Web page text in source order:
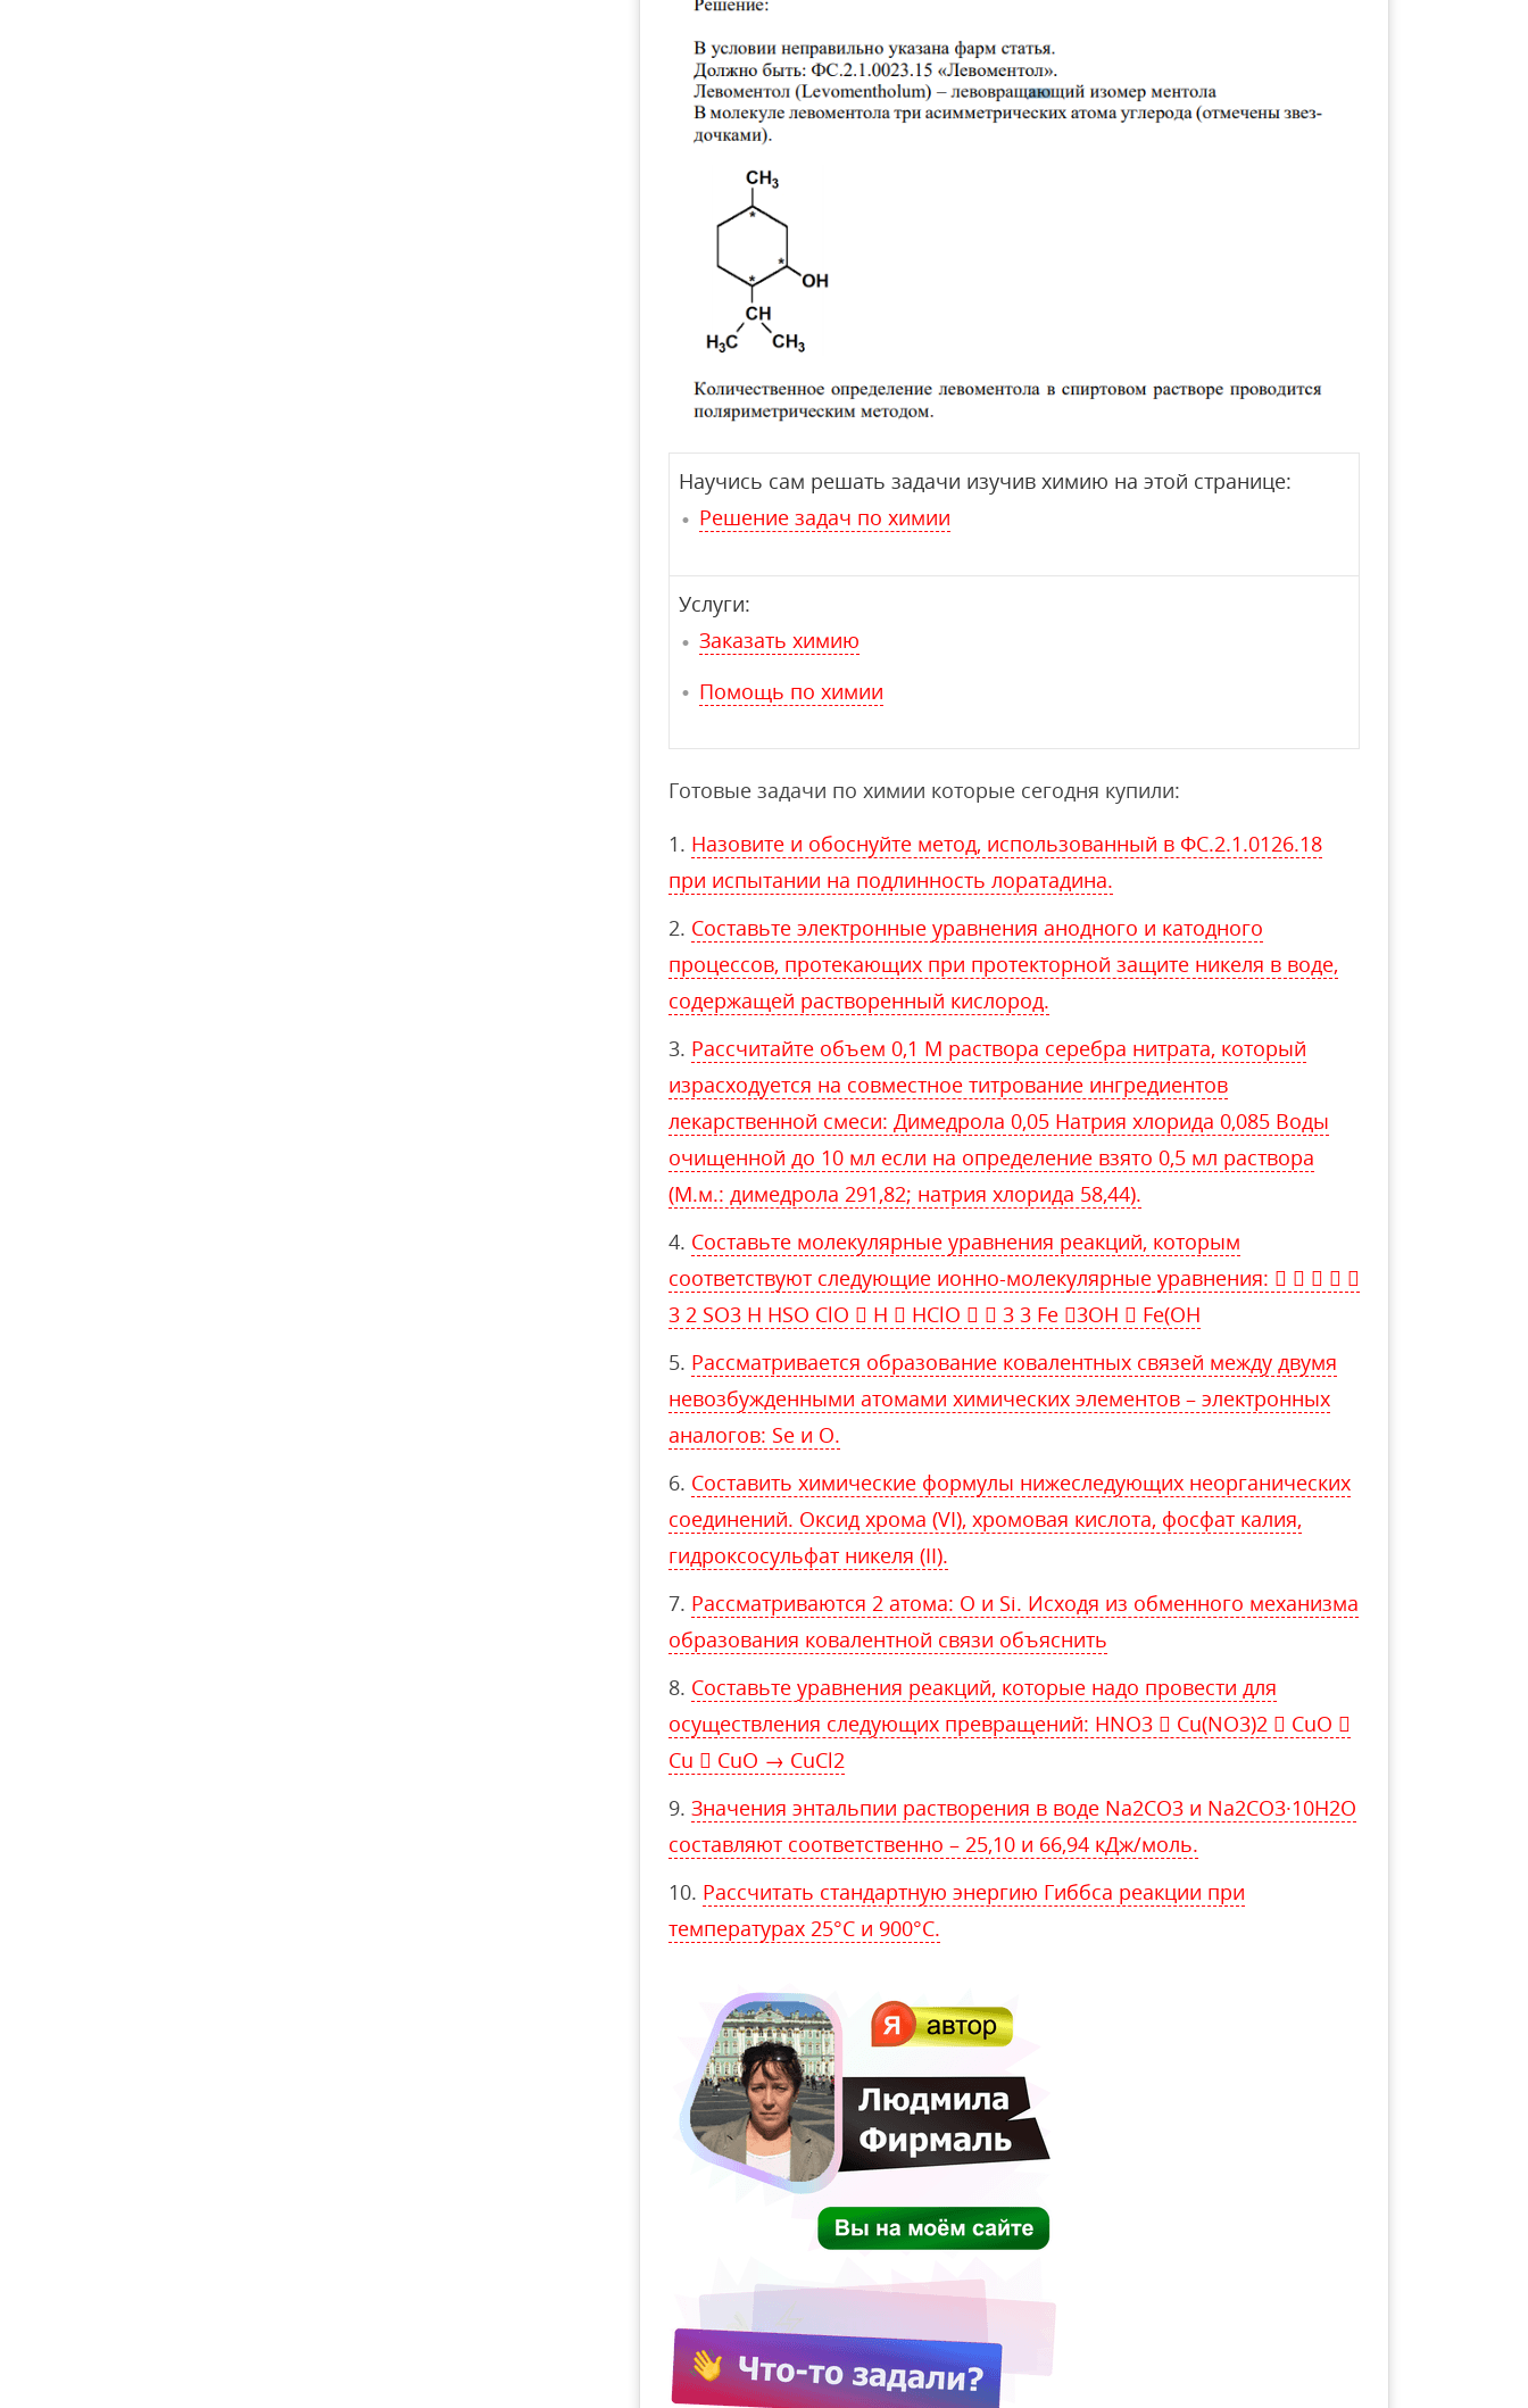
Научись сам решать задачи изучив химию на этой странице:
Решение задач по химии
Услуги:
Заказать химию
Помощь по химии
Готовые задачи по химии которые сегодня купили:
Назовите и обоснуйте метод, использованный в ФС.2.1.0126.18
при испытании на подлинность лоратадина.
Составьте электронные уравнения анодного и катодного
процессов, протекающих при протекторной защите никеля в воде,
содержащей растворенный кислород.
Рассчитайте объем 0,1 М раствора серебра нитрата, который
израсходуется на совместное титрование ингредиентов
лекарственной смеси: Димедрола 0,05 Натрия хлорида 0,085 Воды
очищенной до 10 мл если на определение взято 0,5 мл раствора
(М.м.: димедрола 291,82; натрия хлорида 58,44).
Составьте молекулярные уравнения реакций, которым
соответствуют следующие ионно-молекулярные уравнения:     
3 2 SO3 H HSO ClO  H  HClO   3 3 Fe 3OH  Fe(OH
Рассматривается образование ковалентных связей между двумя
невозбужденными атомами химических элементов – электронных
аналогов: Se и O.
Составить химические формулы нижеследующих неорганических
соединений. Оксид хрома (VI), хромовая кислота, фосфат калия,
гидроксосульфат никеля (II).
Рассматриваются 2 атома: O и Si. Исходя из обменного механизма
образования ковалентной связи объяснить
Составьте уравнения реакций, которые надо провести для
осуществления следующих превращений: HNO3  Cu(NO3)2  CuO 
Cu  CuO → CuCl2
Значения энтальпии растворения в воде Na2CO3 и Na2CO3·10H2O
составляют соответственно – 25,10 и 66,94 кДж/моль.
Рассчитать стандартную энергию Гиббса реакции при
температурах 25°С и 900°С.